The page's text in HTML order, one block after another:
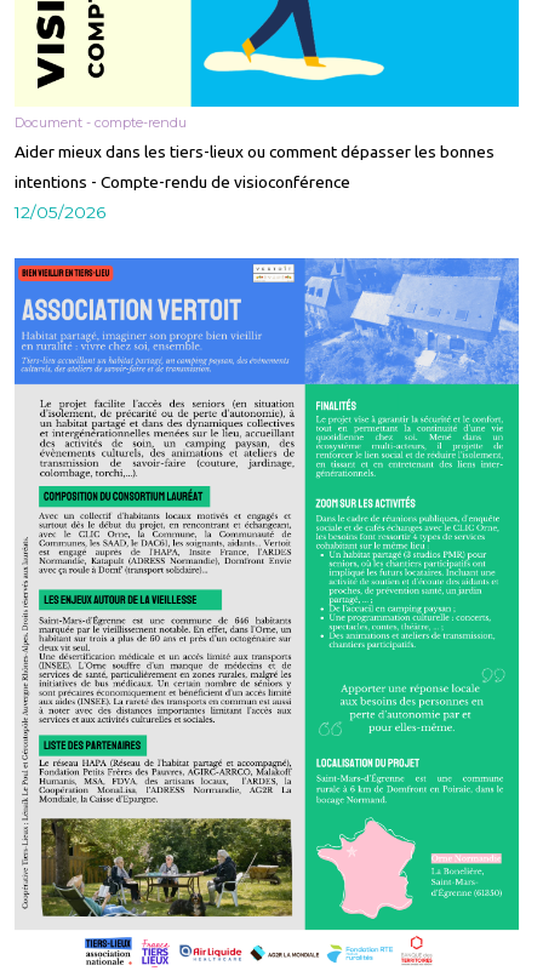
Document - compte-rendu
Aider mieux dans les tiers-lieux ou comment dépasser les bonnes
intentions - Compte-rendu de visioconférence
12/05/2026